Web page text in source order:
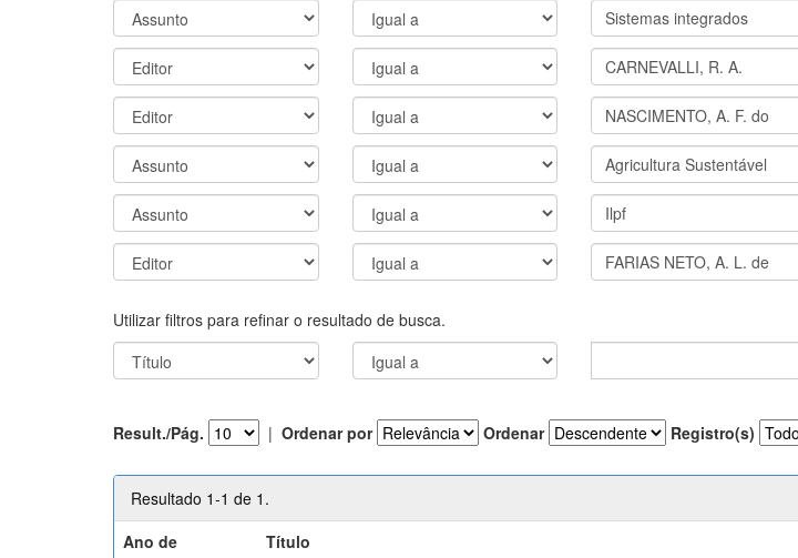
Utilizar filtros para refinar o resultado de busca.
Result./Pág. | Ordenar por Ordenar Registro(s)
Resultado 1-1 de 1.
Ano de
Título